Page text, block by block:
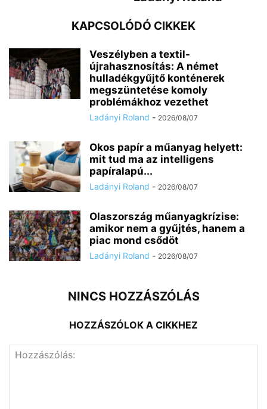
KAPCSOLÓDÓ CIKKEK
Veszélyben a textil-
újrahasznosítás: A német
hulladékgyűjtő konténerek
megszüntetése komoly
problémákhoz vezethet
Ladányi Roland - 2026/08/07
Okos papír a műanyag helyett:
mit tud ma az intelligens
papíralapú...
Ladányi Roland - 2026/08/07
Olaszország műanyagkrízise:
amikor nem a gyűjtés, hanem a
piac mond csődöt
Ladányi Roland - 2026/08/07
NINCS HOZZÁSZÓLÁS
HOZZÁSZÓLOK A CIKKHEZ